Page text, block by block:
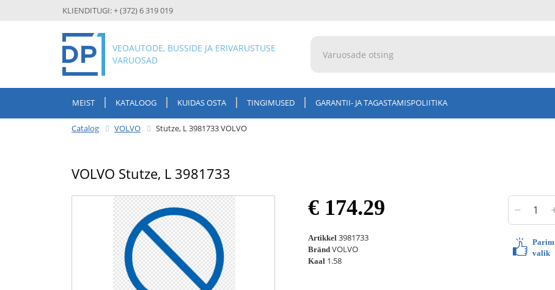
KLIENDITUGI: + (372) 6 319 019
VEOAUTODE, BUSSIDE JA ERIVARUSTUSE
VARUOSAD
MEIST KATALOOG KUIDAS OSTA TINGIMUSED GARANTII- JA TAGASTAMISPOLIITIKA
Catalog VOLVO Stutze, L 3981733 VOLVO
VOLVO Stutze, L 3981733
€ 174.29
Artikkel3981733
BrändVOLVO
Kaal 1.58
Parim
valik